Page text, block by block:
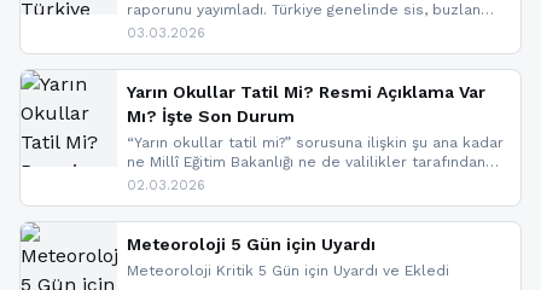
raporunu yayımladı. Türkiye genelinde sis, buzlanma
ve don beklenirken Doğu Anadolu ve Doğu
yapıldı. İşte son dakika meteoroloji gelişmeleri.
03.03.2026
Yarın Okullar Tatil Mi? Resmi Açıklama Var
Mı? İşte Son Durum
“Yarın okullar tatil mi?” sorusuna ilişkin şu ana kadar
ne Millî Eğitim Bakanlığı ne de valilikler tarafından
yapılmış resmi bir tatil açıklaması bulunmamaktadır.
paylaşacağız. En hızlı şekilde haberdar olmak için
sitemizi takip edebilir ve bildirimleri açabilirsiniz.
02.03.2026
Meteoroloji 5 Gün için Uyardı
Meteoroloji Kritik 5 Gün için Uyardı ve Ekledi